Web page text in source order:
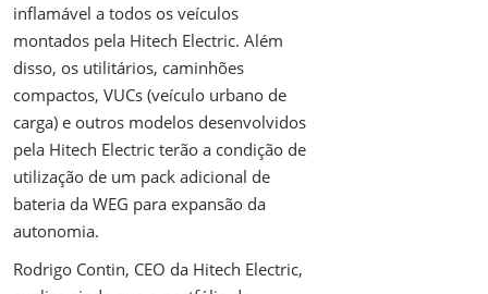
inflamável a todos os veículos
montados pela Hitech Electric. Além
disso, os utilitários, caminhões
compactos, VUCs (veículo urbano de
carga) e outros modelos desenvolvidos
pela Hitech Electric terão a condição de
utilização de um pack adicional de
bateria da WEG para expansão da
autonomia.
Rodrigo Contin, CEO da Hitech Electric,